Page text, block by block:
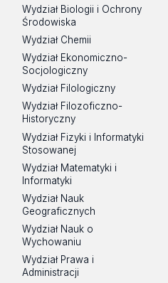
Wydział Biologii i Ochrony
Środowiska
Wydział Chemii
Wydział Ekonomiczno-
Socjologiczny
Wydział Filologiczny
Wydział Filozoficzno-
Historyczny
Wydział Fizyki i Informatyki
Stosowanej
Wydział Matematyki i
Informatyki
Wydział Nauk
Geograficznych
Wydział Nauk o
Wychowaniu
Wydział Prawa i
Administracji